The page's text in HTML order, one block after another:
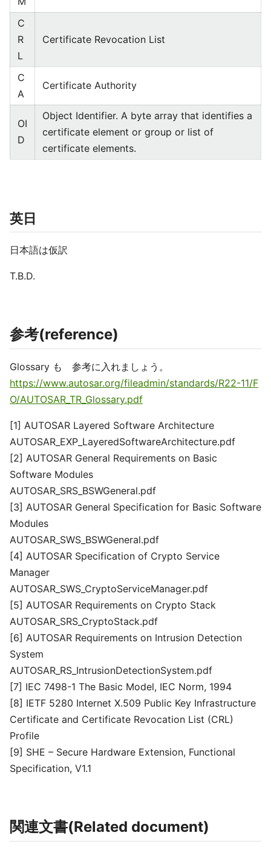
C
R
L
Certificate Revocation List
C
A
Certificate Authority
OI
D
Object Identifier. A byte array that identifies a
certificate element or group or list of
certificate elements.
英日
日本語は仮訳
T.B.D.
参考(reference)
Glossary も 参考に入れましょう。
https://www.autosar.org/fileadmin/standards/R22-11/F
O/AUTOSAR_TR_Glossary.pdf
[1] AUTOSAR Layered Software Architecture
AUTOSAR_EXP_LayeredSoftwareArchitecture.pdf
[2] AUTOSAR General Requirements on Basic
Software Modules
AUTOSAR_SRS_BSWGeneral.pdf
[3] AUTOSAR General Specification for Basic Software
Modules
AUTOSAR_SWS_BSWGeneral.pdf
[4] AUTOSAR Specification of Crypto Service
Manager
AUTOSAR_SWS_CryptoServiceManager.pdf
[5] AUTOSAR Requirements on Crypto Stack
AUTOSAR_SRS_CryptoStack.pdf
[6] AUTOSAR Requirements on Intrusion Detection
System
AUTOSAR_RS_IntrusionDetectionSystem.pdf
[7] IEC 7498-1 The Basic Model, IEC Norm, 1994
[8] IETF 5280 Internet X.509 Public Key Infrastructure
Certificate and Certificate Revocation List (CRL)
Profile
[9] SHE – Secure Hardware Extension, Functional
Specification, V1.1
関連文書(Related document)